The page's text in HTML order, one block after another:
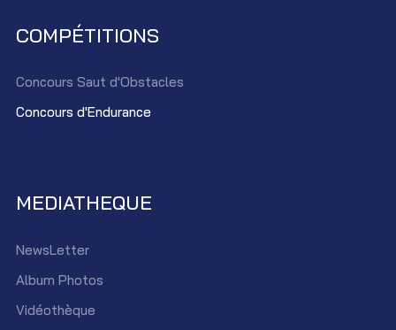
COMPÉTITIONS
Concours Saut d'Obstacles
Concours d'Endurance
MEDIATHEQUE
NewsLetter
Album Photos
Vidéothèque